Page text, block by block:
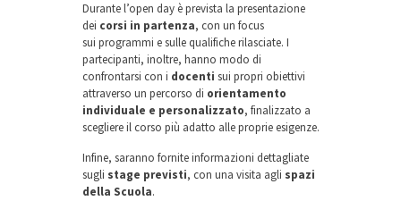
Durante l’open day è prevista la presentazione
dei corsi in partenza, con un focus
sui programmi e sulle qualifiche rilasciate. I
partecipanti, inoltre, hanno modo di
confrontarsi con i docenti sui propri obiettivi
attraverso un percorso di orientamento
individuale e personalizzato, finalizzato a
scegliere il corso più adatto alle proprie esigenze.
Infine, saranno fornite informazioni dettagliate
sugli stage previsti, con una visita agli spazi
della Scuola.